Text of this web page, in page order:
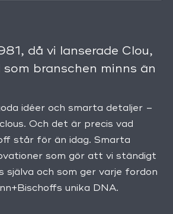
då vi lanserade Clou,
som branschen minns än
idéer och smarta detaljer –
Och det är precis vad
står för än idag. Smarta
som gör att vi ständigt
själva och som ger varje fordon
unika DNA.